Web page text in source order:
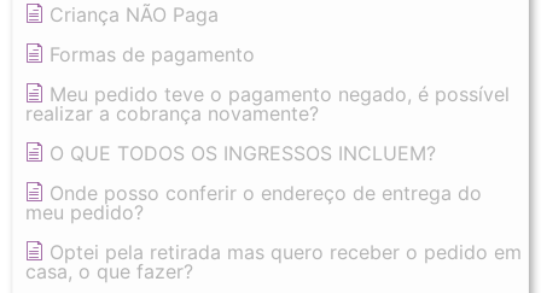
Criança NÃO Paga
Formas de pagamento
Meu pedido teve o pagamento negado, é possível
realizar a cobrança novamente?
O QUE TODOS OS INGRESSOS INCLUEM?
Onde posso conferir o endereço de entrega do
meu pedido?
Optei pela retirada mas quero receber o pedido em
casa, o que fazer?